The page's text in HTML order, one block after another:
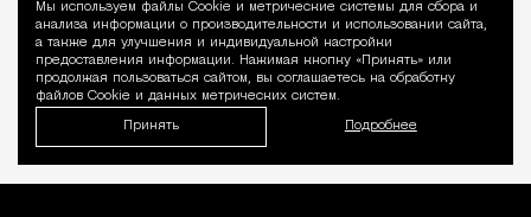
Уведомление
Мы используем файлы Сookie и метрические системы для сбора и
анализа информации о производительности и использовании сайта,
а также для улучшения и индивидуальной настройки
предоставления информации. Нажимая кнопку «Принять» или
продолжая пользоваться сайтом, вы соглашаетесь на обработку
файлов Cookie и данных метрических систем.
Принять Подробнее